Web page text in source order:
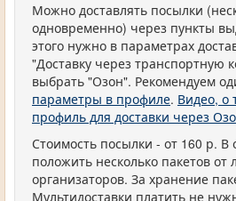
Можно доставлять посылки
одновременно) через пункты
этого нужно в параметрах
"Доставку через транспортную
выбрать "Озон". Рекомендуем
параметры в профиле. Видео, о
профиль для доставки через
Стоимость посылки - от 160 р.
положить несколько пакетов от
организаторов. За хранение
Мультидоставки платить не